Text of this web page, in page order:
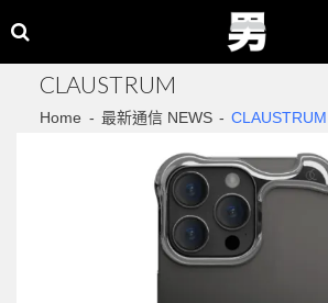
to
navigation
to
contentCLAUSTRUM
Home 最新通信 NEWS CLAUSTRUM